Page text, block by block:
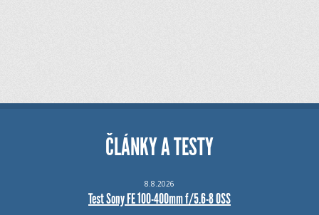
ČLÁNKY A TESTY
8.8.2026
Test Sony FE 100-400mm f/5.6-8 OSS